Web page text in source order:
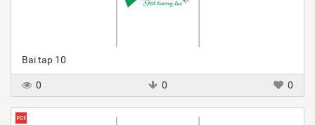
Bai tap 10
0 0 0